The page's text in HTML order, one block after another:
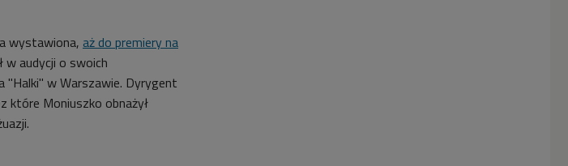
wystawiona, aż do premiery na
w audycji o swoich
"Halki" w Warszawie. Dyrygent
które Moniuszko obnażył